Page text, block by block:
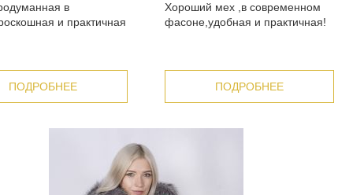
в
и практичная
ПОДРОБНЕЕ
Хороший мех ,в современном
фасоне,удобная и практичная!
ПОДРОБНЕЕ